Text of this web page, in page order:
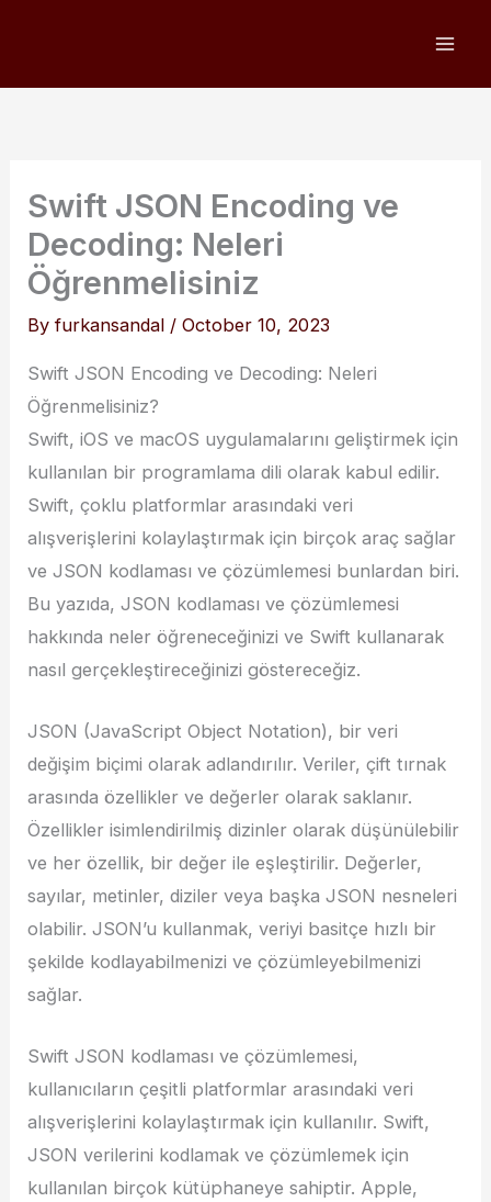
Swift JSON Encoding ve
Decoding: Neleri
Öğrenmelisiniz
Byfurkansandal /October 10, 2023
Swift JSON Encoding ve Decoding: Neleri
Öğrenmelisiniz?
Swift, iOS ve macOS uygulamalarını geliştirmek için
kullanılan bir programlama dili olarak kabul edilir.
Swift, çoklu platformlar arasındaki veri
alışverişlerini kolaylaştırmak için birçok araç sağlar
ve JSON kodlaması ve çözümlemesi bunlardan biri.
Bu yazıda, JSON kodlaması ve çözümlemesi
hakkında neler öğreneceğinizi ve Swift kullanarak
nasıl gerçekleştireceğinizi göstereceğiz.
JSON (JavaScript Object Notation), bir veri
değişim biçimi olarak adlandırılır. Veriler, çift tırnak
arasında özellikler ve değerler olarak saklanır.
Özellikler isimlendirilmiş dizinler olarak düşünülebilir
ve her özellik, bir değer ile eşleştirilir. Değerler,
sayılar, metinler, diziler veya başka JSON nesneleri
olabilir. JSON’u kullanmak, veriyi basitçe hızlı bir
şekilde kodlayabilmenizi ve çözümleyebilmenizi
sağlar.
Swift JSON kodlaması ve çözümlemesi,
kullanıcıların çeşitli platformlar arasındaki veri
alışverişlerini kolaylaştırmak için kullanılır. Swift,
JSON verilerini kodlamak ve çözümlemek için
kullanılan birçok kütüphaneye sahiptir. Apple,